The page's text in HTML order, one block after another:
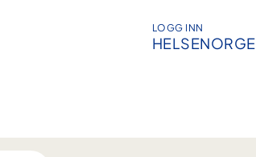
LOGG INN
HELSENORGE